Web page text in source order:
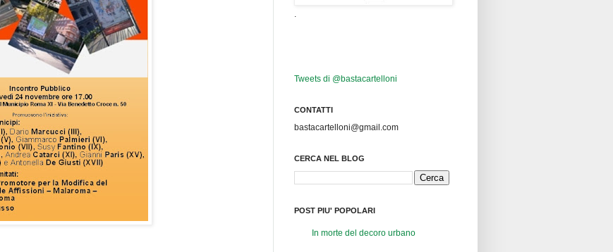
Tweets di @bastacartelloni
CONTATTI
bastacartelloni@gmail.com
CERCA NEL BLOG
POST PIU' POPOLARI
In morte del decoro urbano